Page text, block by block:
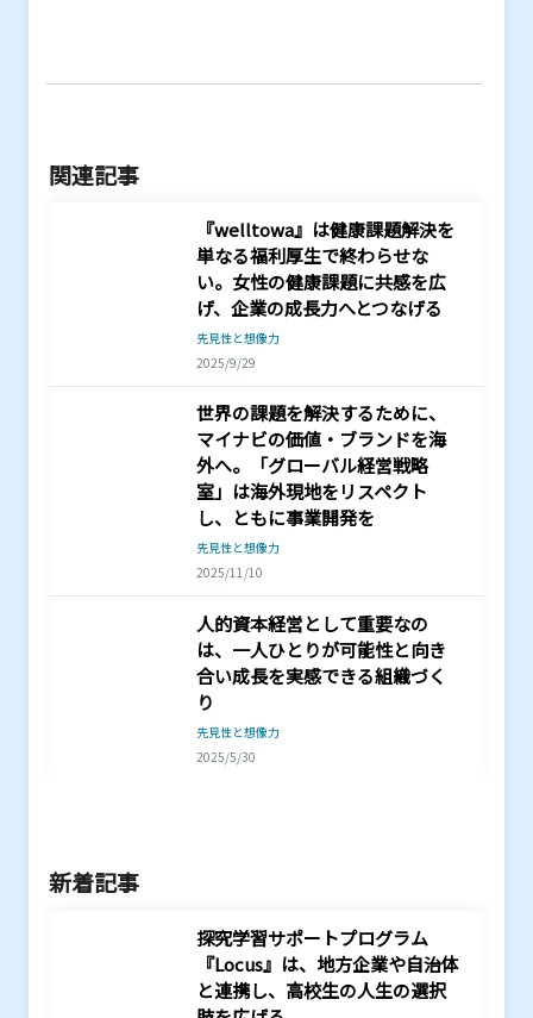
関連記事
『welltowa』は健康課題解決を
単なる福利厚生で終わらせな
い。女性の健康課題に共感を広
げ、企業の成長力へとつなげる
先見性と想像力
2025/9/29
世界の課題を解決するために、
マイナビの価値・ブランドを海
外へ。「グローバル経営戦略
室」は海外現地をリスペクト
し、ともに事業開発を
先見性と想像力
2025/11/10
人的資本経営として重要なの
は、一人ひとりが可能性と向き
合い成長を実感できる組織づく
り
先見性と想像力
2025/5/30
新着記事
探究学習サポートプログラム
『Locus』は、地方企業や自治体
と連携し、高校生の人生の選択